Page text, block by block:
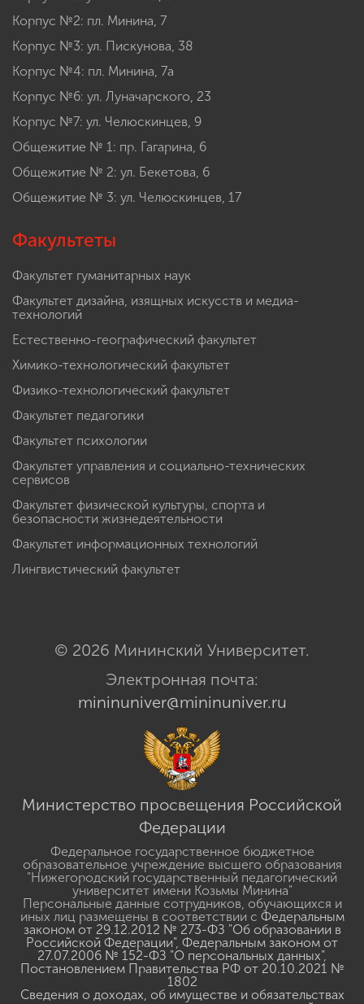
Корпус №2: пл. Минина, 7
Корпус №3: ул. Пискунова, 38
Корпус №4: пл. Минина, 7а
Корпус №6: ул. Луначарского, 23
Корпус №7: ул. Челюскинцев, 9
Общежитие № 1: пр. Гагарина, 6
Общежитие № 2: ул. Бекетова, 6
Общежитие № 3: ул. Челюскинцев, 17
Факультеты
Факультет гуманитарных наук
Факультет дизайна, изящных искусств и медиа-
технологий
Естественно-географический факультет
Химико-технологический факультет
Физико-технологический факультет
Факультет педагогики
Факультет психологии
Факультет управления и социально-технических
сервисов
Факультет физической культуры, спорта и
безопасности жизнедеятельности
Факультет информационных технологий
Лингвистический факультет
© 2026 Мининский Университет.
Электронная почта:
mininuniver@mininuniver.ru
Министерство просвещения Российской
Федерации
Федеральное государственное бюджетное
образовательное учреждение высшего образования
"Нижегородский государственный педагогический
университет имени Козьмы Минина"
Персональные данные сотрудников, обучающихся и
иных лиц размещены в соответствии с Федеральным
законом от 29.12.2012 № 273-ФЗ "Об образовании в
Российской Федерации", Федеральным законом от
27.07.2006 № 152-ФЗ "О персональных данных",
Постановлением Правительства РФ от 20.10.2021 №
1802
Сведения о доходах, об имуществе и обязательствах